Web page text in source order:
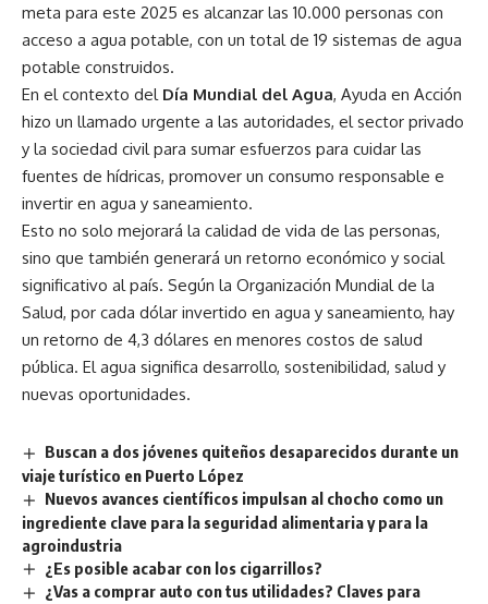
meta para este 2025 es alcanzar las 10.000 personas con
acceso a agua potable, con un total de 19 sistemas de agua
potable construidos.
En el contexto del Día Mundial del Agua, Ayuda en Acción
hizo un llamado urgente a las autoridades, el sector privado
y la sociedad civil para sumar esfuerzos para cuidar las
fuentes de hídricas, promover un consumo responsable e
invertir en agua y saneamiento.
Esto no solo mejorará la calidad de vida de las personas,
sino que también generará un retorno económico y social
significativo al país. Según la Organización Mundial de la
Salud, por cada dólar invertido en agua y saneamiento, hay
un retorno de 4,3 dólares en menores costos de salud
pública. El agua significa desarrollo, sostenibilidad, salud y
nuevas oportunidades.
Buscan a dos jóvenes quiteños desaparecidos durante un
viaje turístico en Puerto López
Nuevos avances científicos impulsan al chocho como un
ingrediente clave para la seguridad alimentaria y para la
agroindustria
¿Es posible acabar con los cigarrillos?
¿Vas a comprar auto con tus utilidades? Claves para